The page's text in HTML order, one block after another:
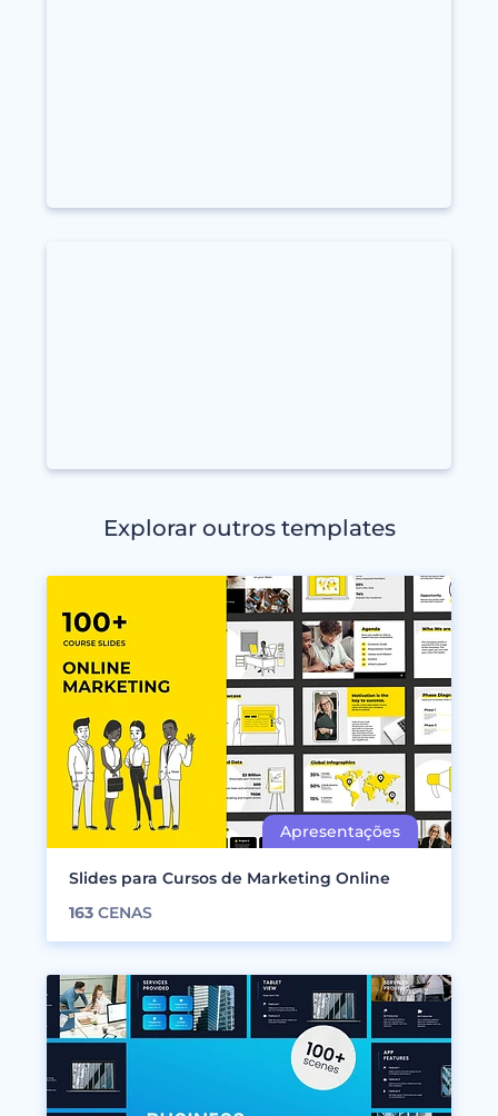
Explorar outros templates
Slides para Cursos de Marketing Online
163 CENAS